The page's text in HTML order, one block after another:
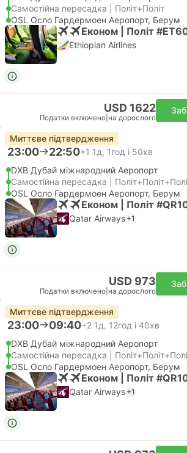
Самостійна пересадка | Політ+Політ
OSL Осло Гардермоен Аеропорт, Берум
Економ | Політ
Ethiopian Airlines
USD 1622
Податки включено на дорослого
Миттєве підтвердження
23:00 22:50+1 1д, 1год і 50хв
DXB Дубай міжнародний Аеропорт
Самостійна пересадка |
OSL Осло Гардермоен Аеропорт, Берум
Економ | Політ
Qatar Airways +1
USD 973
Податки включено на дорослого
Миттєве підтвердження
23:00 09:40+2 1д, 12год і 40хв
DXB Дубай міжнародний Аеропорт
Самостійна пересадка |
OSL Осло Гардермоен Аеропорт, Берум
Економ | Політ
Qatar Airways +1